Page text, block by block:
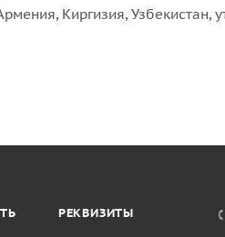
Киргизия, Узбекистан,
РЕКВИЗИТЫ